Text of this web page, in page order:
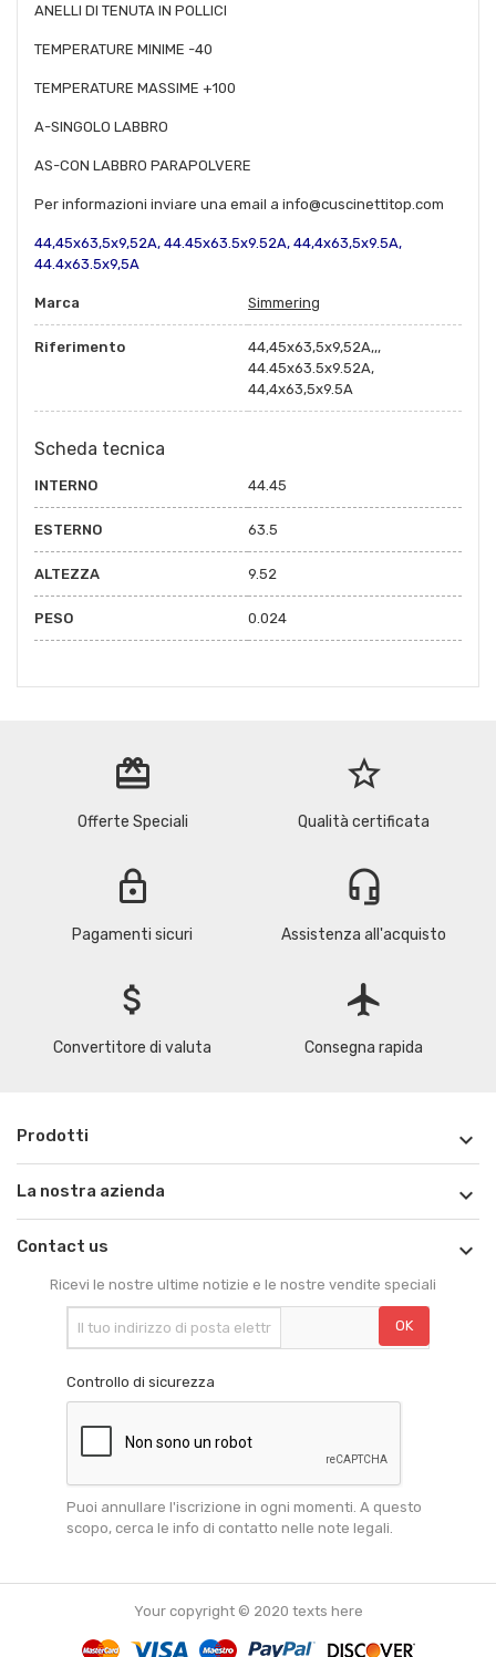
ANELLI DI TENUTA IN POLLICI
TEMPERATURE MINIME -40
TEMPERATURE MASSIME +100
A-SINGOLO LABBRO
AS-CON LABBRO PARAPOLVERE
Per informazioni inviare una email a info@cuscinettitop.com
44,45x63,5x9,52A, 44.45x63.5x9.52A, 44,4x63,5x9.5A,
44.4x63.5x9,5A
Marca Simmering
Riferimento
44,45x63,5x9,52A,,,
44.45x63.5x9.52A,
44,4x63,5x9.5A
Scheda tecnica
INTERNO 44.45
ESTERNO 63.5
ALTEZZA 9.52
PESO 0.024
redeem
Offerte Speciali
star_border
Qualità certificata
lock
Pagamenti sicuri
headset_mic
Assistenza all'acquisto
attach_money
Convertitore di valuta
flight
Consegna rapida
Prodotti 
La nostra azienda 
Contact us 
Ricevi le nostre ultime notizie e le nostre vendite speciali
Controllo di sicurezza
Puoi annullare l'iscrizione in ogni momenti. A questo
scopo, cerca le info di contatto nelle note legali.
Your copyright © 2020 texts here